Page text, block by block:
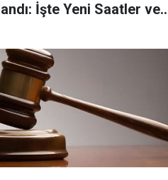
İşte Yeni Saatler ve